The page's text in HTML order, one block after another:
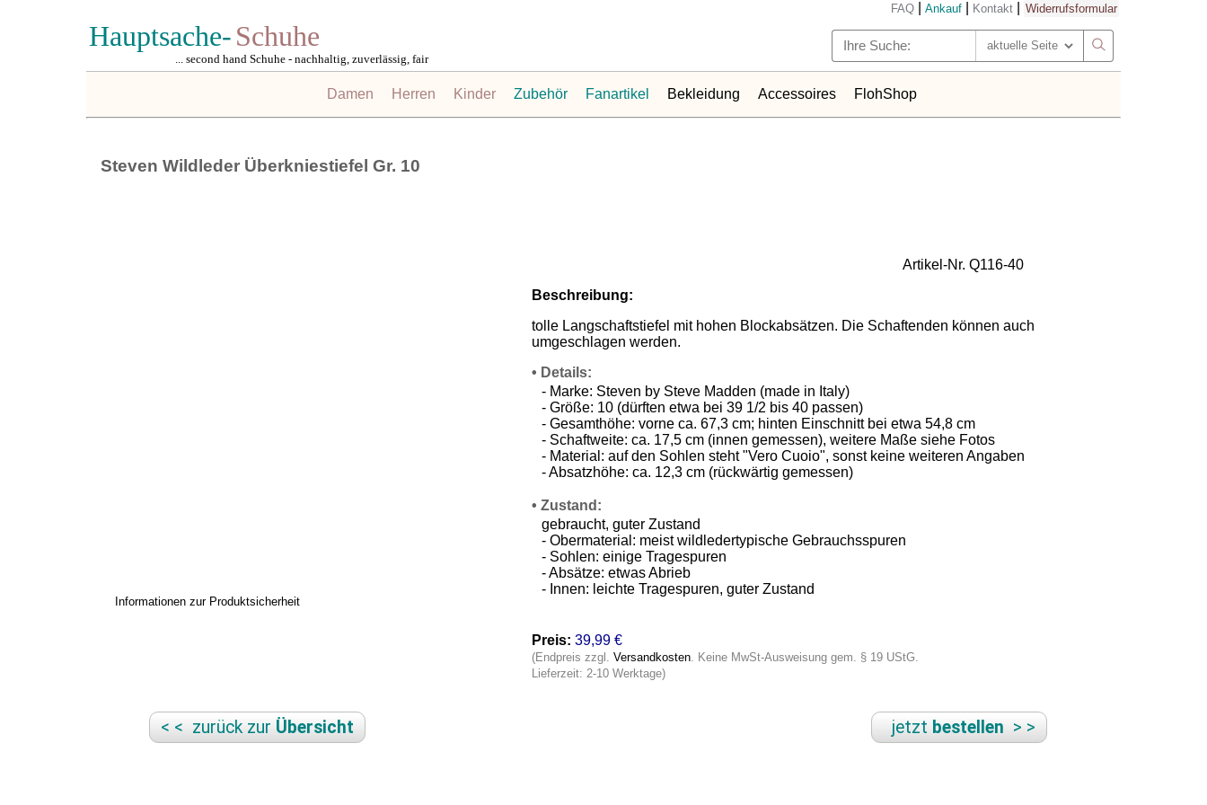
FAQ |Ankauf Kontakt Widerrufsformular
Hauptsache-Schuhe
... second hand Schuhe - nachhaltig, zuverlässig, fair
Damen Herren Kinder Zubehör Fanartikel Bekleidung Accessoires FlohShop
Steven Wildleder Überkniestiefel Gr. 10
Informationen zur Produktsicherheit
Artikel-Nr. Q116-40
Beschreibung:
tolle Langschaftstiefel mit hohen Blockabsätzen. Die Schaftenden können auch
umgeschlagen werden.
• Details:
- Marke: Steven by Steve Madden (made in Italy)
- Größe: 10 (dürften etwa bei 39 1/2 bis 40 passen)
- Gesamthöhe: vorne ca. 67,3 cm; hinten Einschnitt bei etwa 54,8 cm
- Schaftweite: ca. 17,5 cm (innen gemessen), weitere Maße siehe Fotos
- Material: auf den Sohlen steht "Vero Cuoio", sonst keine weiteren Angaben
- Absatzhöhe: ca. 12,3 cm (rückwärtig gemessen)
• Zustand:
gebraucht, guter Zustand
- Obermaterial: meist wildledertypische Gebrauchsspuren
- Sohlen: einige Tragespuren
- Absätze: etwas Abrieb
- Innen: leichte Tragespuren, guter Zustand
Preis: 39,99 €
(Endpreis zzgl. Versandkosten. Keine MwSt-Ausweisung gem. § 19 UStG.
Lieferzeit: 2-10 Werktage)
< < zurück zur Übersicht jetzt bestellen > >